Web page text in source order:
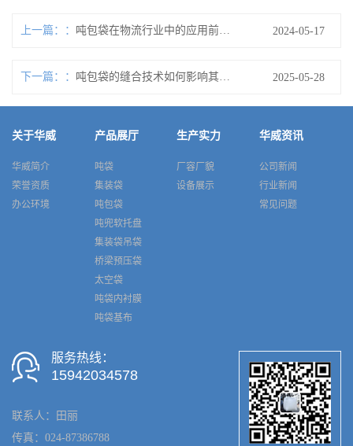
上一篇： 2024-05-17
下一篇： 2025-05-28
关于华威
华威简介
荣誉资质
办公环境
产品展厅
吨袋
集装袋
吨包袋
吨兜软托盘
集装袋吊袋
桥梁预压袋
太空袋
吨袋内衬膜
吨袋基布
生产实力
厂容厂貌
设备展示
华威资讯
公司新闻
行业新闻
常见问题
服务热线：
15942034578
联系人：田丽
传真：024-87386788